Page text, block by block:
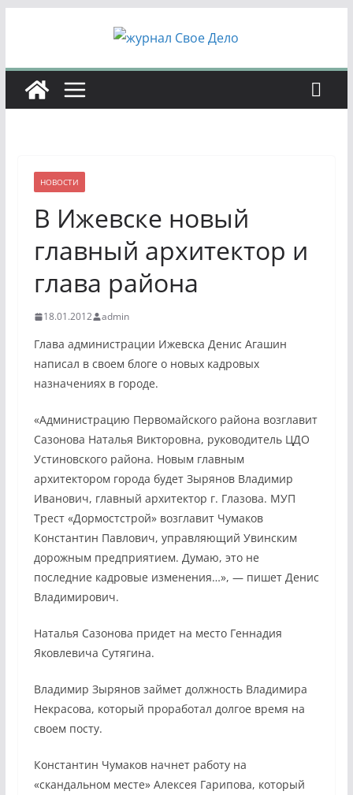
НОВОСТИ
В Ижевске новый
главный архитектор и
глава района
18.01.2012 admin
Глава администрации Ижевска Денис Агашин
написал в своем блоге о новых кадровых
назначениях в городе.
«Администрацию Первомайского района возглавит
Сазонова Наталья Викторовна, руководитель ЦДО
Устиновского района. Новым главным
архитектором города будет Зырянов Владимир
Иванович, главный архитектор г. Глазова. МУП
Трест «Дормостстрой» возглавит Чумаков
Константин Павлович, управляющий Увинским
дорожным предприятием. Думаю, это не
последние кадровые изменения…», — пишет Денис
Владимирович.
Наталья Сазонова придет на место Геннадия
Яковлевича Сутягина.
Владимир Зырянов займет должность Владимира
Некрасова, который проработал долгое время на
своем посту.
Константин Чумаков начнет работу на
«скандальном месте» Алексея Гарипова, который